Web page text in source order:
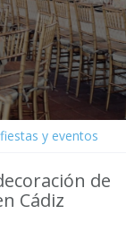
y eventos
de
Cádiz